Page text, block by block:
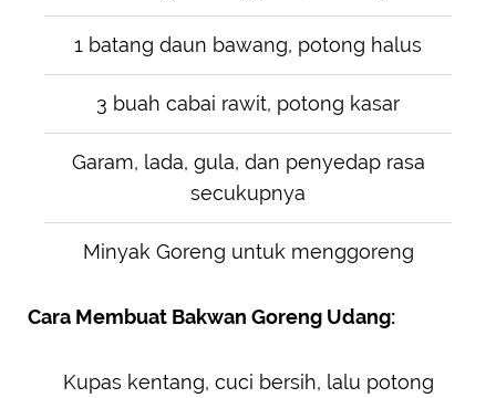
1 batang daun bawang, potong halus
3 buah cabai rawit, potong kasar
Garam, lada, gula, dan penyedap rasa
secukupnya
Minyak Goreng untuk menggoreng
Cara Membuat Bakwan Goreng Udang:
Kupas kentang, cuci bersih, lalu potong